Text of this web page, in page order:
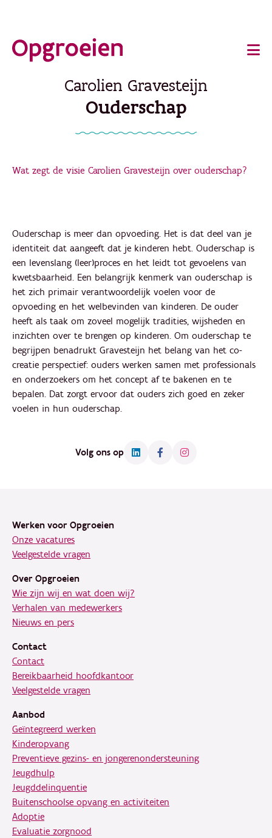
direct
Main
navigationCarolien Gravesteijn
Ouderschap
Wat zegt de visie Carolien Gravesteijn over ouderschap?
Ouderschap is meer dan opvoeding. Het is dat deel van je
identiteit dat aangeeft dat je kinderen hebt. Ouderschap is
een levenslang (leer)proces en het leidt tot gevoelens van
kwetsbaarheid. Een belangrijk kenmerk van ouderschap is
het zich primair verantwoordelijk voelen voor de
opvoeding en het welbevinden van kinderen. De ouder
heeft als taak om zoveel mogelijk tradities, wijsheden en
inzichten over te brengen op kinderen. Om ouderschap te
begrijpen benadrukt Gravesteijn het belang van het co-
creatie perspectief: ouders werken samen met professionals
en onderzoekers om het concept af te bakenen en te
bepalen. Dat zorgt ervoor dat ouders zich goed en zeker
voelen in hun ouderschap.
Volg ons op
Werken voor Opgroeien
Onze vacatures
Veelgestelde vragen
Over Opgroeien
Wie zijn wij en wat doen wij?
Verhalen van medewerkers
Nieuws en pers
Contact
Contact
Bereikbaarheid hoofdkantoor
Veelgestelde vragen
Aanbod
Geïntegreerd werken
Kinderopvang
Preventieve gezins- en jongerenondersteuning
Jeugdhulp
Jeugddelinquentie
Buitenschoolse opvang en activiteiten
Adoptie
Evaluatie zorgnood